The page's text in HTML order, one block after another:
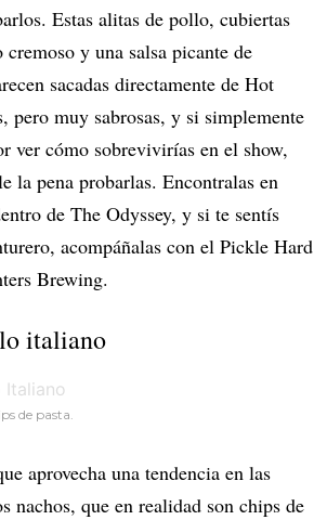
Estas alitas de pollo, cubiertas
y una salsa picante de
sacadas directamente de Hot
pero muy sabrosas, y si simplemente
ver cómo sobrevivirías en el show,
la pena probarlas. Encontralas en
de The Odyssey, y si te sentís
acompáñalas con el Pickle Hard
Brewing.
italiano
de pasta.
aprovecha una tendencia en las
nachos, que en realidad son chips de